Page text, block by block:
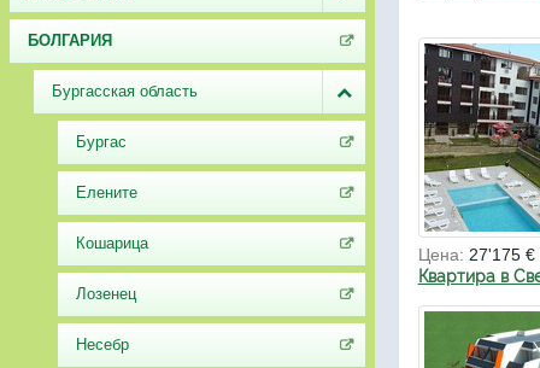
БОЛГАРИЯ
Бургасская область
Бургас
Елените
Кошарица
Лозенец
Несебр
Цена: 27'175 €
Квартира в